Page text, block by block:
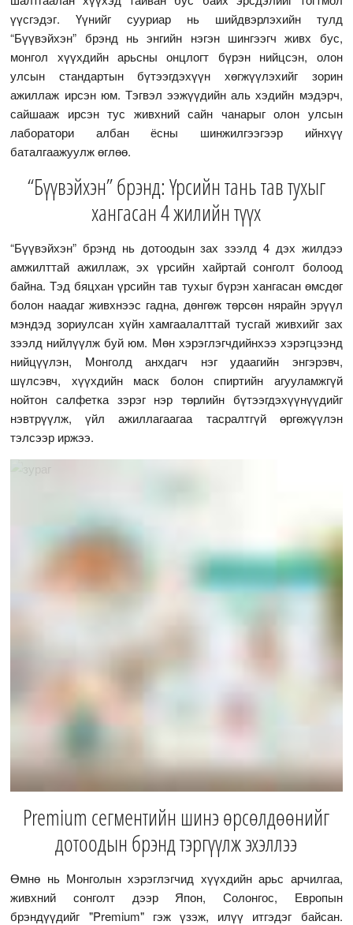
үүсгэдэг. Үүнийг сууриар нь шийдвэрлэхийн тулд
“Бүүвэйхэн” брэнд нь энгийн нэгэн шингээгч живх бус,
монгол хүүхдийн арьсны онцлогт бүрэн нийцсэн, олон
улсын стандартын бүтээгдэхүүн хөгжүүлэхийг зорин
ажиллаж ирсэн юм. Тэгвэл ээжүүдийн аль хэдийн мэдэрч,
сайшааж ирсэн тус живхний сайн чанарыг олон улсын
лаборатори албан ёсны шинжилгээгээр ийнхүү
баталгаажуулж өглөө.
“Бүүвэйхэн” брэнд: Үрсийн тань тав тухыг
хангасан 4 жилийн түүх
“Бүүвэйхэн” брэнд нь дотоодын зах зээлд 4 дэх жилдээ
амжилттай ажиллаж, эх үрсийн хайртай сонголт болоод
байна. Тэд бяцхан үрсийн тав тухыг бүрэн хангасан өмсдөг
болон наадаг живхнээс гадна, дөнгөж төрсөн нярайн эрүүл
мэндэд зориулсан хүйн хамгаалалттай тусгай живхийг зах
зээлд нийлүүлж буй юм. Мөн хэрэглэгчдийнхээ хэрэгцээнд
нийцүүлэн, Монголд анхдагч нэг удаагийн энгэрэвч,
шүлсэвч, хүүхдийн маск болон спиртийн агууламжгүй
нойтон салфетка зэрэг нэр төрлийн бүтээгдэхүүнүүдийг
нэвтрүүлж, үйл ажиллагаагаа тасралтгүй өргөжүүлэн
тэлсээр иржээ.
Premium сегментийн шинэ өрсөлдөөнийг
дотоодын брэнд тэргүүлж эхэллээ
Өмнө нь Монголын хэрэглэгчид хүүхдийн арьс арчилгаа,
живхний сонголт дээр Япон, Солонгос, Европын
брэндүүдийг "Premium" гэж үзэж, илүү итгэдэг байсан.